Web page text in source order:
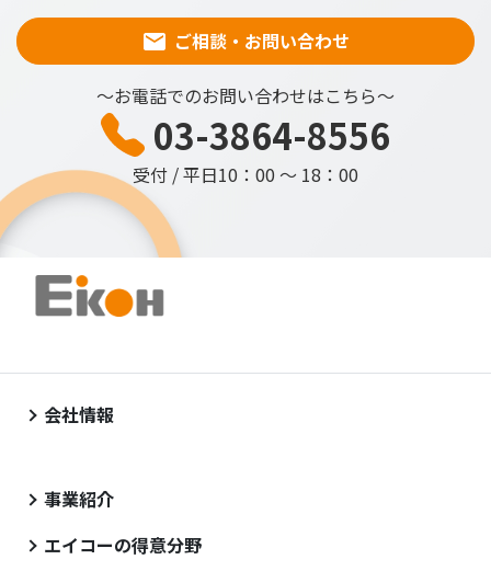
～お電話でのお問い合わせはこちら～
03-3864-8556
受付 / 平日10：00 ～ 18：00
ご相談・お問い合わせ
会社情報
事業紹介
エイコーの得意分野